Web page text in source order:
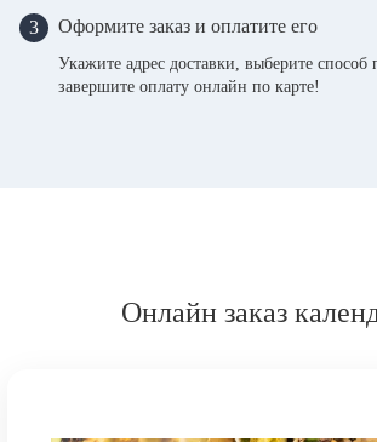
3 Оформите заказ и оплатите его
Укажите адрес доставки, выберите способ
завершите оплату онлайн по карте!
Онлайн заказ